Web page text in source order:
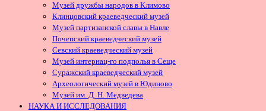
Музей дружбы народов в Климово
Клинцовский краеведческий музей
Музей партизанской славы в Навле
Почепский краеведческий музей
Севский краеведческий музей
Музей интернац-го подполья в Сеще
Суражский краеведческий музей
Археологический музей в Юдиново
Музей им. Д. Н. Медведева
НАУКА И ИССЛЕДОВАНИЯ